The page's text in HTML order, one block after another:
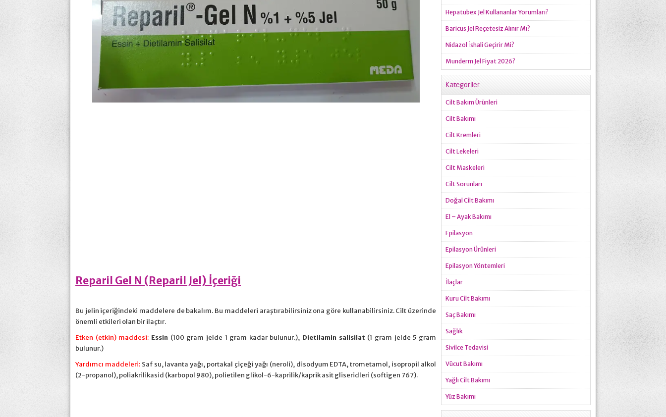
Reparil Gel N (Reparil Jel) İçeriği
Bu jelin içeriğindeki maddelere de bakalım. Bu maddeleri araştırabilirsiniz ona göre kullanabilirsiniz. Cilt üzerinde
önemli etkileri olan bir ilaçtır.
Etken (etkin) maddesi: Essin (100 gram jelde 1 gram kadar bulunur.), Dietilamin salisilat (1 gram jelde 5 gram
bulunur.)
Yardımcı maddeleri: Saf su, lavanta yağı, portakal çiçeği yağı (neroli), disodyum EDTA, trometamol, isopropil alkol
(2-propanol), poliakrilikasid (karbopol 980), polietilen glikol-6-kaprilik/kaprik asit gliseridleri (softigen 767).
Hepatubex Jel Kullananlar Yorumları?
Baricus Jel Reçetesiz Alınır Mı?
Nidazol İshali Geçirir Mi?
Munderm Jel Fiyat 2026?
Kategoriler
Cilt Bakım Ürünleri
Cilt Bakımı
Cilt Kremleri
Cilt Lekeleri
Cilt Maskeleri
Cilt Sorunları
Doğal Cilt Bakımı
El – Ayak Bakımı
Epilasyon
Epilasyon Ürünleri
Epilasyon Yöntemleri
İlaçlar
Kuru Cilt Bakımı
Saç Bakımı
Sağlık
Sivilce Tedavisi
Vücut Bakımı
Yağlı Cilt Bakımı
Yüz Bakımı